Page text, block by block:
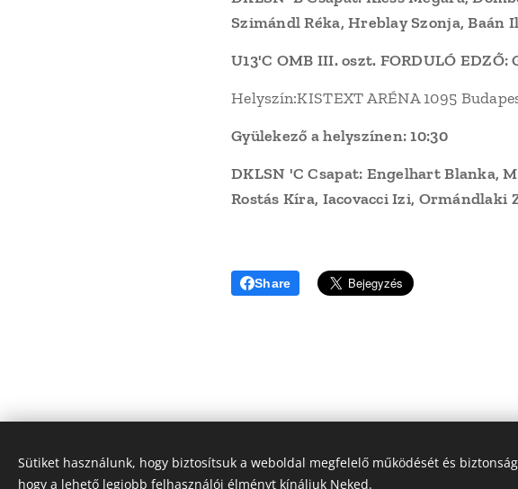
Szimándl Réka, Hreblay Szonja, Baán
U13'C OMB III. oszt. FORDULÓ EDZŐ:
Helyszín:KISTEXT ARÉNA 1095
Gyülekező a helyszínen: 10:30
DKLSN 'C Csapat: Engelhart Blanka,
Rostás Kíra, Iacovacci Izi, Ormándlaki
Share
© 2022 Dunakanyar LSN
Sütiket használunk, hogy biztosítsuk a weboldal megfelelő működését és
hogy a lehető legjobb felhasználói élményt kínáljuk Neked.